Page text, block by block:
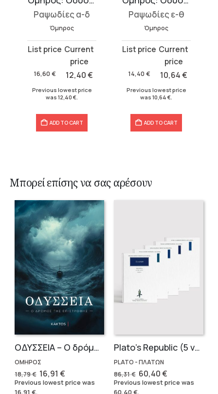
Ραψωδίες α-δ
Όμηρος
16,60 €
Original
was:
16,60 €.
12,40€
Current
is:
12,40 €.
Previous lowest price
was 12,40 €.
ADD TO CART
Ραψωδίες ε-θ
Όμηρος
14,40 €
Original
was:
14,40 €.
10,64€
Current
is:
10,64 €.
Previous lowest price
was 10,64 €.
ADD TO CART
Μπορεί επίσης να σας αρέσουν
OΔΥΣΣΕΙΑ – Ο δρόμος της επιστροφής
ΟΜΗΡΟΣ
18,79€ Original
price
was:
16,91 €Current
price
is:
Previous lowest price was
16,91 €.
Plato’s Republic (5 volumes)
PLATO - ΠΛΑΤΩΝ
86,31€ Original
price
was:
60,40€Current
price
is:
Previous lowest price was
60,40€.